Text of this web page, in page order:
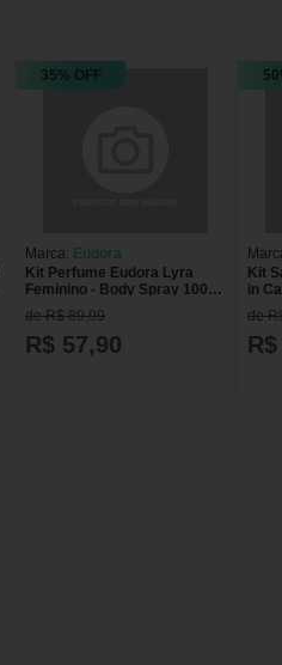
35% OFF
Marca: Eudora
Kit Perfume Eudora Lyra
Feminino - Body Spray 100ml
+ Loção Hidratante 150ml
Coffret
de R$ 89,99
R$ 57,90
Kit
in
80ml
de